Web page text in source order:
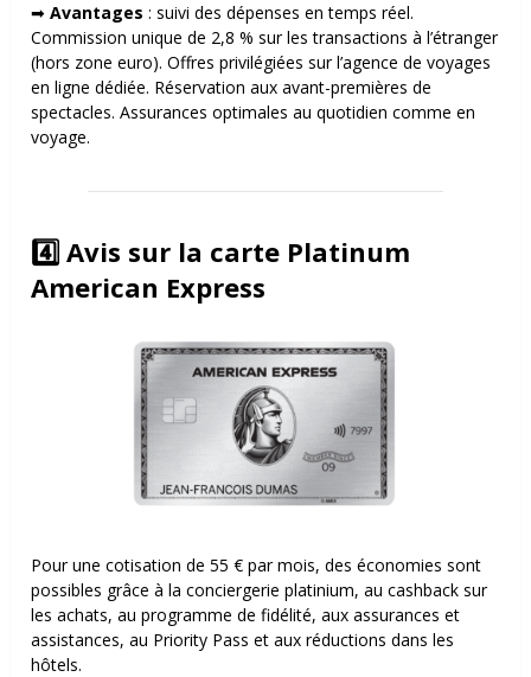
➡Avantages : suivi des dépenses en temps réel.
Commission unique de 2,8 % sur les transactions à l’étranger
(hors zone euro).Offres privilégiées sur l’agence de voyages
en ligne dédiée. Réservation aux avant-premières de
spectacles. Assurances optimales au quotidien comme en
voyage.
4️⃣ Avis sur la carte Platinum
American Express
Pour une cotisation de 55 € par mois, des économies sont
possibles grâce à la conciergerie platinium, au cashback sur
les achats, au programme de fidélité, aux assurances et
assistances, au Priority Pass et aux réductions dans les
hôtels.